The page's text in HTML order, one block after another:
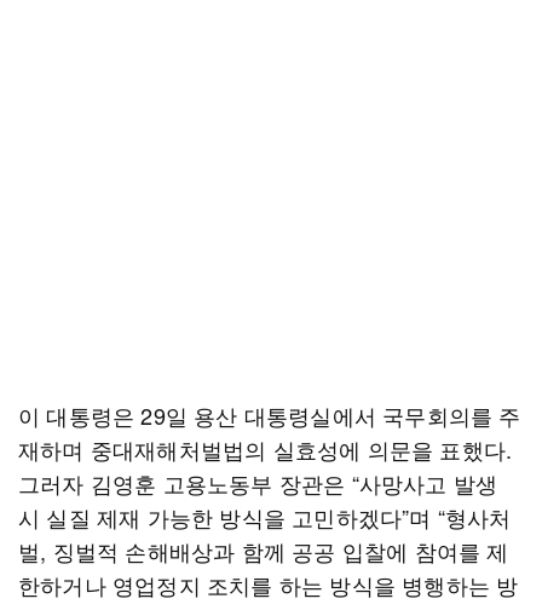
이 대통령은 29일 용산 대통령실에서 국무회의를 주
재하며 중대재해처벌법의 실효성에 의문을 표했다.
그러자 김영훈 고용노동부 장관은 “사망사고 발생
시 실질 제재 가능한 방식을 고민하겠다”며 “형사처
벌, 징벌적 손해배상과 함께 공공 입찰에 참여를 제
한하거나 영업정지 조치를 하는 방식을 병행하는 방